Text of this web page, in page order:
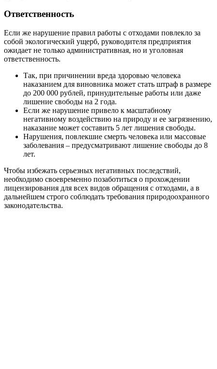
Ответственность
Если же нарушение правил работы с отходами повлекло за
собой экологический ущерб, руководителя предприятия
ожидает не только административная, но и уголовная
ответственность.
Так, при причинении вреда здоровью человека
наказанием для виновника может стать штраф в размере
до 200 000 рублей, принудительные работы или даже
лишение свободы на 2 года.
Если же нарушение привело к масштабному
негативному воздействию на природу и ее загрязнению,
наказание может составить 5 лет лишения свободы.
Нарушения, повлекшие смерть человека или массовые
заболевания – предусматривают лишение свободы до 8
лет.
Чтобы избежать серьезных негативных последствий,
необходимо своевременно позаботиться о прохождении
лицензирования для всех видов обращения с отходами, а в
дальнейшем строго соблюдать требования природоохранного
законодательства.